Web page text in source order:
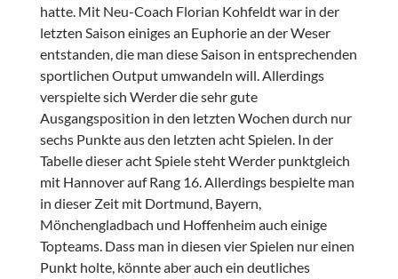
hatte. Mit Neu-Coach Florian Kohfeldt war in der
letzten Saison einiges an Euphorie an der Weser
entstanden, die man diese Saison in entsprechenden
sportlichen Output umwandeln will. Allerdings
verspielte sich Werder die sehr gute
Ausgangsposition in den letzten Wochen durch nur
sechs Punkte aus den letzten acht Spielen. In der
Tabelle dieser acht Spiele steht Werder punktgleich
mit Hannover auf Rang 16. Allerdings bespielte man
in dieser Zeit mit Dortmund, Bayern,
Mönchengladbach und Hoffenheim auch einige
Topteams. Dass man in diesen vier Spielen nur einen
Punkt holte, könnte aber auch ein deutliches